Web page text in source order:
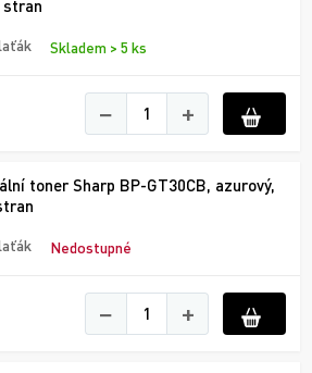
stran
Skladem > 5 ks
− +
toner Sharp BP-GT30CB, azurový,
Nedostupné
− +